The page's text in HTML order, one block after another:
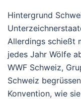
Hintergrund
Allerdings schießt
jedes Jahr Wölfe
WWF Schweiz,
Schweiz
Konvention, wie